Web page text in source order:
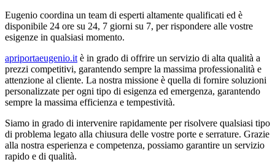
Eugenio coordina un team di esperti altamente qualificati ed è
disponibile 24 ore su 24, 7 giorni su 7, per rispondere alle vostre
esigenze in qualsiasi momento.
apriportaeugenio.it è in grado di offrire un servizio di alta qualità a
prezzi competitivi, garantendo sempre la massima professionalità e
attenzione al cliente. La nostra missione è quella di fornire soluzioni
personalizzate per ogni tipo di esigenza ed emergenza, garantendo
sempre la massima efficienza e tempestività.
Siamo in grado di intervenire rapidamente per risolvere qualsiasi tipo
di problema legato alla chiusura delle vostre porte e serrature. Grazie
alla nostra esperienza e competenza, possiamo garantire un servizio
rapido e di qualità.